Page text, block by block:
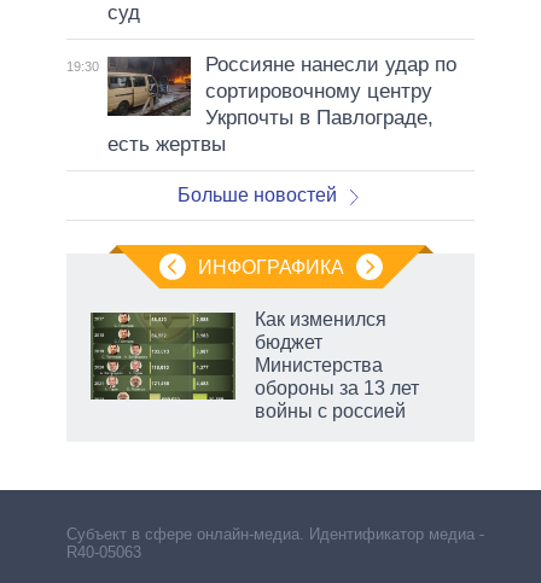
суд
19:30
Россияне нанесли удар по
сортировочному центру
Укрпочты в Павлограде,
есть жертвы
Больше новостей
ИНФОГРАФИКА
Как изменился
бюджет
Министерства
обороны за 13 лет
войны с россией
Субъект в сфере онлайн-медиа. Идентификатор медиа –
R40-05063